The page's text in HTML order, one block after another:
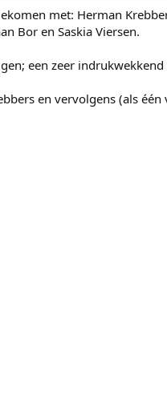
met: Herman
Bor en Saskia Viersen.
een zeer
en vervolgens (als één